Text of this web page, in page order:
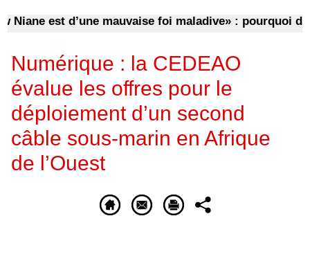
est d’une mauvaise foi maladive» : pourquoi
Numérique : la CEDEAO
évalue les offres pour le
déploiement d’un second
câble sous-marin en Afrique
de l’Ouest